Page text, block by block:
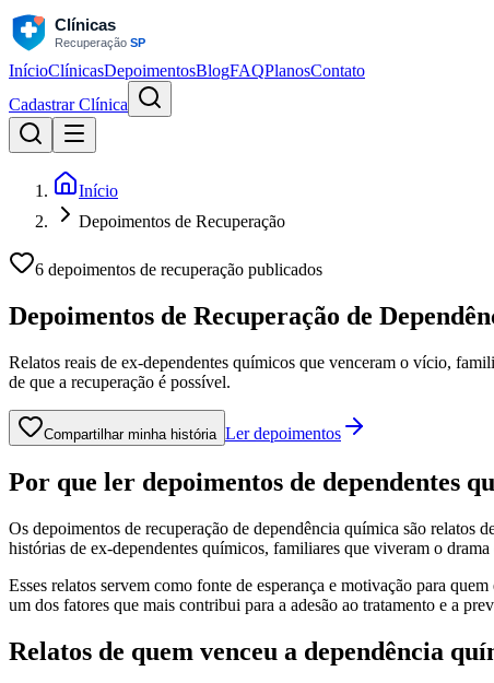
InícioClínicasDepoimentosBlogFAQPlanosContato
Cadastrar Clínica
Início
Depoimentos de Recuperação
6 depoimentos de recuperação publicados
Depoimentos de Recuperação de
Relatos reais de ex-dependentes químicos que venceram o vício,
de que a recuperação é possível.
Compartilhar minha história Ler depoimentos
Por que ler depoimentos de dependentes
Os depoimentos de recuperação de dependência química são relatos
histórias de ex-dependentes químicos, familiares que viveram o
Esses relatos servem como fonte de esperança e motivação para
um dos fatores que mais contribui para a adesão ao tratamento e a
Relatos de quem venceu a dependência